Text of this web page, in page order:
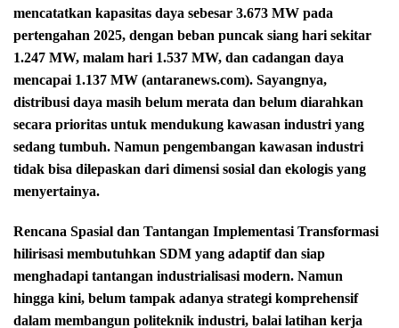
mencatatkan kapasitas daya sebesar 3.673 MW pada
pertengahan 2025, dengan beban puncak siang hari sekitar
1.247 MW, malam hari 1.537 MW, dan cadangan daya
mencapai 1.137 MW (antaranews.com). Sayangnya,
distribusi daya masih belum merata dan belum diarahkan
secara prioritas untuk mendukung kawasan industri yang
sedang tumbuh. Namun pengembangan kawasan industri
tidak bisa dilepaskan dari dimensi sosial dan ekologis yang
menyertainya.
Rencana Spasial dan Tantangan Implementasi Transformasi
hilirisasi membutuhkan SDM yang adaptif dan siap
menghadapi tantangan industrialisasi modern. Namun
hingga kini, belum tampak adanya strategi komprehensif
dalam membangun politeknik industri, balai latihan kerja